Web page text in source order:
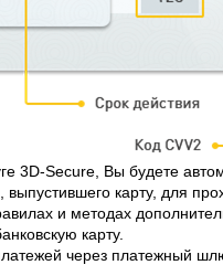
3D-Secure, Вы будете
карту, для
и методах
карту.
через платежный